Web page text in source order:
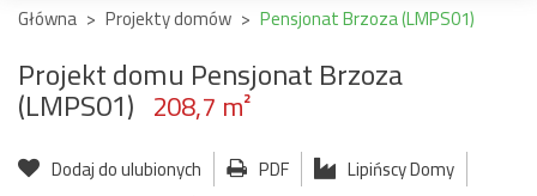
Główna > Projekty domów > Pensjonat Brzoza (LMPS01)
Projekt domu Pensjonat Brzoza
(LMPS01) 208,7 m²
Dodaj do ulubionych PDF
Lipińscy Domy